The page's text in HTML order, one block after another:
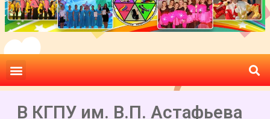
В КГПУ им. В.П. Астафьева